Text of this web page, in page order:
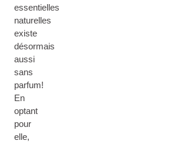
essentielles
naturelles
existe
désormais
aussi
sans
parfum!
En
optant
pour
elle,